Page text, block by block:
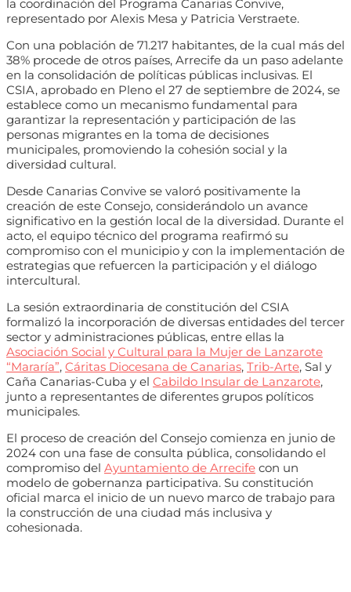
la coordinación del Programa Canarias Convive,
representado por Alexis Mesa y Patricia Verstraete.
Con una población de 71.217 habitantes, de la cual más del
38% procede de otros países, Arrecife da un paso adelante
en la consolidación de políticas públicas inclusivas. El
CSIA, aprobado en Pleno el 27 de septiembre de 2024, se
establece como un mecanismo fundamental para
garantizar la representación y participación de las
personas migrantes en la toma de decisiones
municipales, promoviendo la cohesión social y la
diversidad cultural.
Desde Canarias Convive se valoró positivamente la
creación de este Consejo, considerándolo un avance
significativo en la gestión local de la diversidad. Durante el
acto, el equipo técnico del programa reafirmó su
compromiso con el municipio y con la implementación de
estrategias que refuercen la participación y el diálogo
intercultural.
La sesión extraordinaria de constitución del CSIA
formalizó la incorporación de diversas entidades del tercer
sector y administraciones públicas, entre ellas la
Asociación Social y Cultural para la Mujer de Lanzarote
“Mararía”, Cáritas Diocesana de Canarias, Trib-Arte, Sal y
Caña Canarias-Cuba y el Cabildo Insular de Lanzarote,
junto a representantes de diferentes grupos políticos
municipales.
El proceso de creación del Consejo comienza en junio de
2024 con una fase de consulta pública, consolidando el
compromiso del Ayuntamiento de Arrecife con un
modelo de gobernanza participativa. Su constitución
oficial marca el inicio de un nuevo marco de trabajo para
la construcción de una ciudad más inclusiva y
cohesionada.